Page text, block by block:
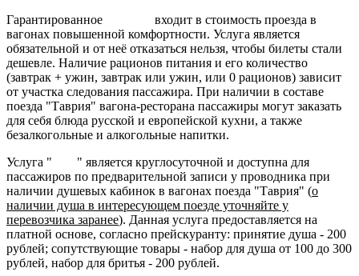
Гарантированное
входит в стоимость проезда в
вагонах повышенной комфортности. Услуга является
обязательной и от неё отказаться нельзя, чтобы билеты стали
дешевле. Наличие рационов питания и его количество
(завтрак + ужин, завтрак или ужин, или 0 рационов) зависит
от участка следования пассажира. При наличии в составе
поезда "Таврия" вагона-ресторана пассажиры могут заказать
для себя блюда русской и европейской кухни, а также
безалкогольные и алкогольные напитки.
Услуга "
" является круглосуточной и доступна для
пассажиров по предварительной записи у проводника при
наличии душевых кабинок в вагонах поезда "Таврия" (о
наличии душа в интересующем поезде уточняйте у
перевозчика заранее). Данная услуга предоставляется на
платной основе, согласно прейскуранту: принятие душа - 200
рублей; сопутствующие товары - набор для душа от 100 до 300
рублей, набор для бритья - 200 рублей.